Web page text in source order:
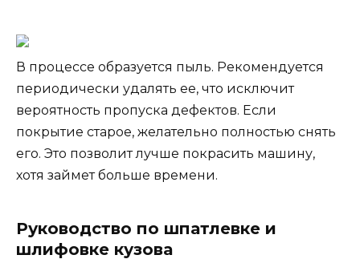
В процессе образуется пыль. Рекомендуется
периодически удалять ее, что исключит
вероятность пропуска дефектов. Если
покрытие старое, желательно полностью снять
его. Это позволит лучше покрасить машину,
хотя займет больше времени.
Руководство по шпатлевке и
шлифовке кузова